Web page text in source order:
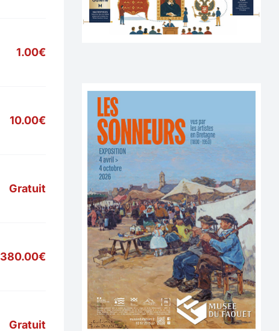
1.00€
10.00€
Gratuit
380.00€
Gratuit